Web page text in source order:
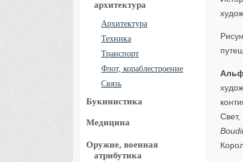
архитектура
Архитектура
Техника
Транспорт
Флот, кораблестроение
Связь
Букинистика
Медицина
Оружие, военная
атрибутика